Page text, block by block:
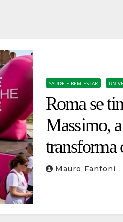
SAÚDE E BEM-ESTAR
Roma se
Massimo,
transforma
coletiva
Mauro Fanfoni